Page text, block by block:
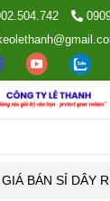
GIÁ BÁN SỈ DÂY